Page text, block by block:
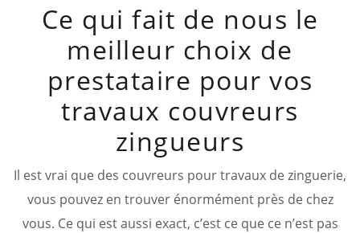
Ce qui fait de nous le
meilleur choix de
prestataire pour vos
travaux couvreurs
zingueurs
Il est vrai que des couvreurs pour travaux de zinguerie,
vous pouvez en trouver énormément près de chez
vous. Ce qui est aussi exact, c’est ce que ce n’est pas